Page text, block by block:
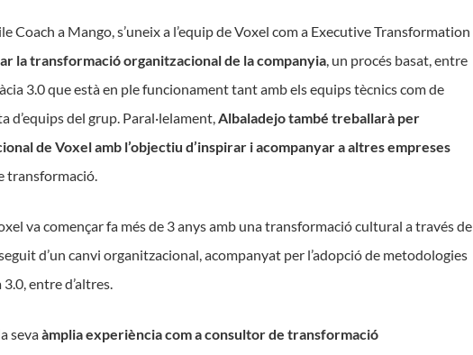
a Mango, s’uneix a l’equip de Voxel com a Executive Transformation
la transformació organitzacional de la companyia, un procés basat, entre
3.0 que està en ple funcionament tant amb els equips tècnics com de
d’equips del grup. Paral·lelament,Albaladejo també treballarà per
de Voxel amb l’objectiu d’inspirar i acompanyar a altres empreses
transformació.
va començar fa més de 3 anys amb una transformació cultural a través de
d’un canvi organitzacional, acompanyat per l’adopció de metodologies
entre d’altres.
sevaàmplia experiència com a consultor de transformació